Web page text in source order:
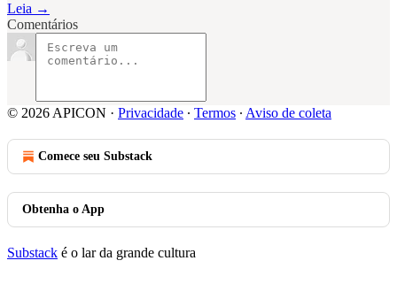
Leia →
Comentários
© 2026 APICON · Privacidade ∙ Termos ∙ Aviso de coleta
Comece seu Substack
Obtenha o App
Substack é o lar da grande cultura